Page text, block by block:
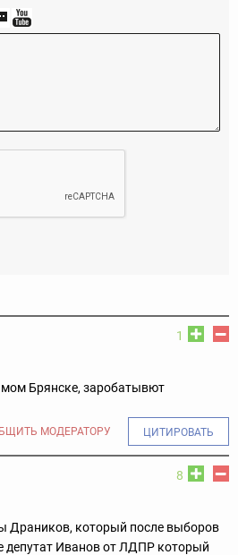
1
Брянске, заробатывют
МОДЕРАТОРУ ЦИТИРОВАТЬ
8
Драников, который после выборов
депутат Иванов от ЛДПР который